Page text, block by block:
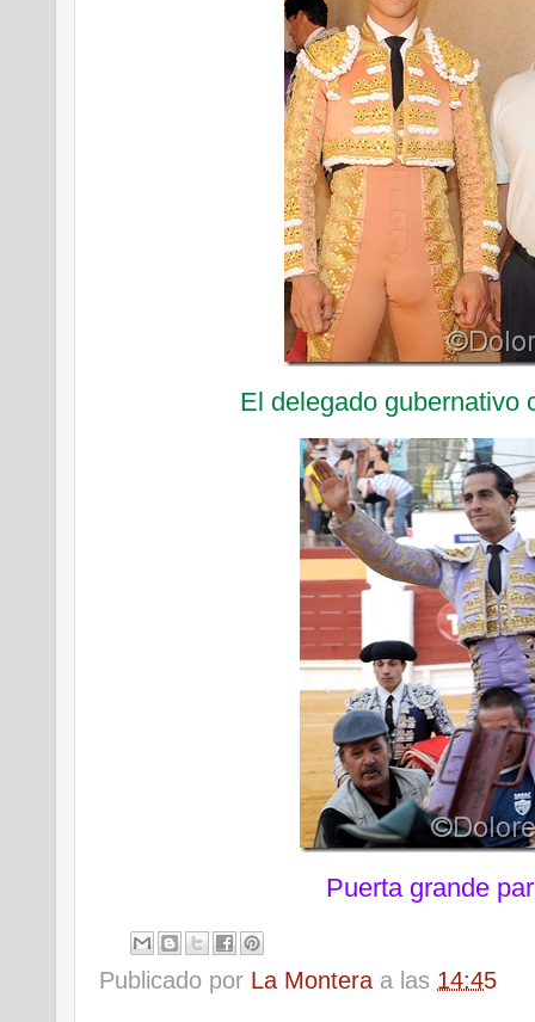
El delegado gubernativo
Puerta grande
Publicado por La Montera a las 14:45